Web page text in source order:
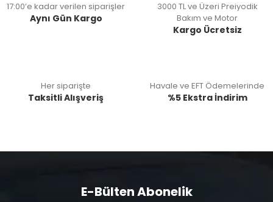
17:00’e kadar verilen siparişler
Aynı Gün Kargo
3000 TL ve Üzeri Preiyodik
Bakım ve Motor
Kargo Ücretsiz
Her siparişte
Taksitli Alışveriş
Havale ve EFT Ödemelerinde
%5 Ekstra İndirim
E-Bülten Abonelik